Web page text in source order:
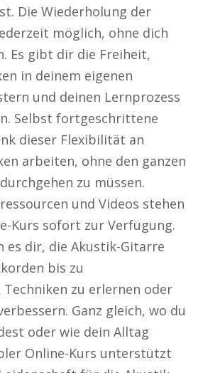
Die Wiederholung der
möglich, ohne dich
Es gibt dir die Freiheit,
in deinem eigenen
und deinen Lernprozess
Selbst fortgeschrittene
dieser Flexibilität an
arbeiten, ohne den ganzen
zu müssen.
und Videos stehen
Kurs sofort zur Verfügung.
es dir, die Akustik-Gitarre
bis zu
zu erlernen oder
Ganz gleich, wo du
oder wie dein Alltag
Online-Kurs unterstützt